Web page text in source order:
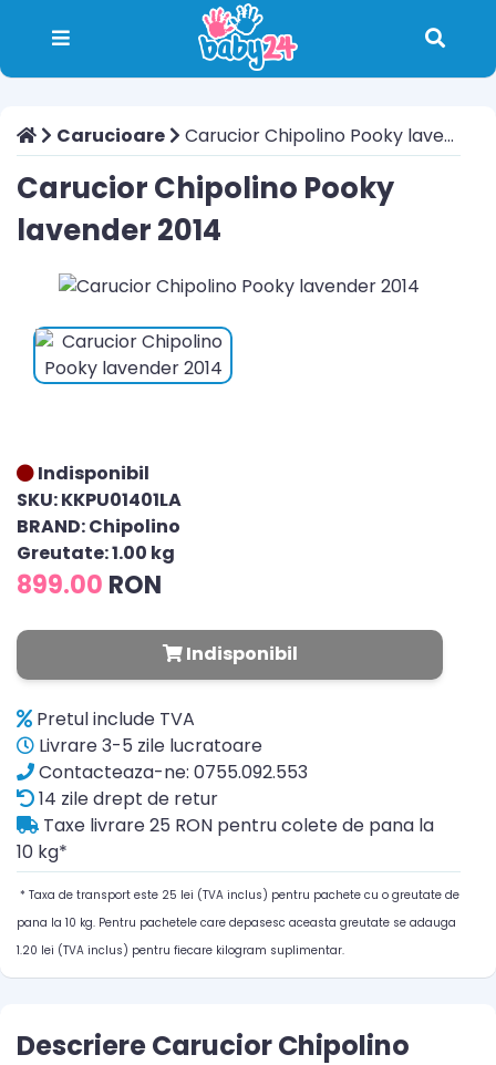
Carucioare Carucior Chipolino Pooky lavender 2014
Carucior Chipolino Pooky
lavender 2014
Indisponibil
SKU: KKPU01401LA
BRAND: Chipolino
Greutate: 1.00 kg
899.00 RON
Indisponibil
Pretul include TVA
Livrare 3-5 zile lucratoare
Contacteaza-ne: 0755.092.553
14 zile drept de retur
Taxe livrare 25 RON pentru colete de pana la
10 kg*
* Taxa de transport este 25 lei (TVA inclus) pentru pachete cu o greutate de
pana la 10 kg. Pentru pachetele care depasesc aceasta greutate se adauga
1.20 lei (TVA inclus) pentru fiecare kilogram suplimentar.
Descriere Carucior Chipolino